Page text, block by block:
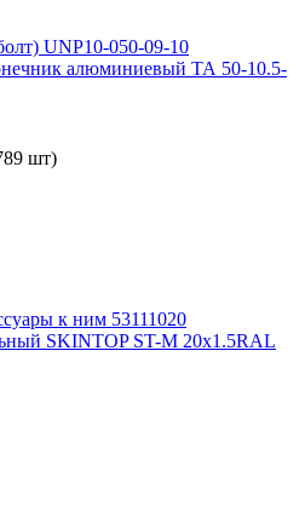
алюминиевый ТА 50-10.5-
шт)
SKINTOP ST-M 20х1.5RAL